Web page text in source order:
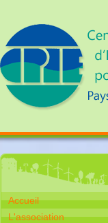
Accueil
L'association